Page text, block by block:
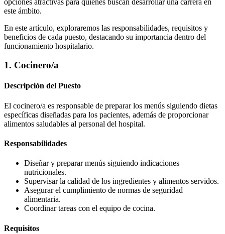
este ámbito.
En este artículo, exploraremos las responsabilidades, requisitos y
beneficios de cada puesto, destacando su importancia dentro del
funcionamiento hospitalario.
1. Cocinero/a
Descripción del Puesto
El cocinero/a es responsable de preparar los menús siguiendo dietas
específicas diseñadas para los pacientes, además de proporcionar
alimentos saludables al personal del hospital.
Responsabilidades
Diseñar y preparar menús siguiendo indicaciones
nutricionales.
Supervisar la calidad de los ingredientes y alimentos servidos.
Asegurar el cumplimiento de normas de seguridad
alimentaria.
Coordinar tareas con el equipo de cocina.
Requisitos